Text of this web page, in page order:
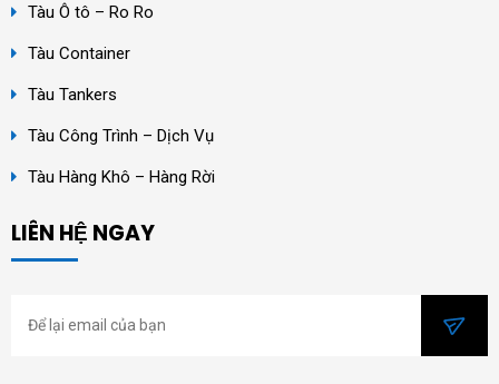
Tàu Ô tô – Ro Ro
Tàu Container
Tàu Tankers
Tàu Công Trình – Dịch Vụ
Tàu Hàng Khô – Hàng Rời
LIÊN HỆ NGAY